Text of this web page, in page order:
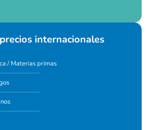
internacionales
/ Materias primas